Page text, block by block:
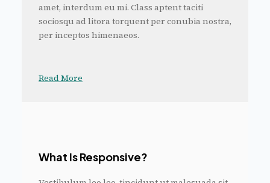
amet, interdum eu mi. Class aptent taciti
sociosqu ad litora torquent per conubia nostra,
per inceptos himenaeos.
Read More
What Is Responsive?